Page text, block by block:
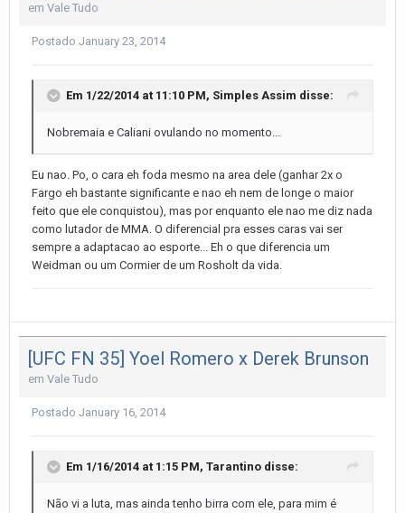
em Vale Tudo
Postado January 23, 2014
Em 1/22/2014 at 11:10 PM, Simples Assim disse:
Nobremaia e Caliani ovulando no momento...
Eu nao. Po, o cara eh foda mesmo na area dele (ganhar 2x o
Fargo eh bastante significante e nao eh nem de longe o maior
feito que ele conquistou), mas por enquanto ele nao me diz nada
como lutador de MMA. O diferencial pra esses caras vai ser
sempre a adaptacao ao esporte... Eh o que diferencia um
Weidman ou um Cormier de um Rosholt da vida.
[UFC FN 35] Yoel Romero x Derek Brunson
em Vale Tudo
Postado January 16, 2014
Em 1/16/2014 at 1:15 PM, Tarantino disse:
Não vi a luta, mas ainda tenho birra com ele, para mim é